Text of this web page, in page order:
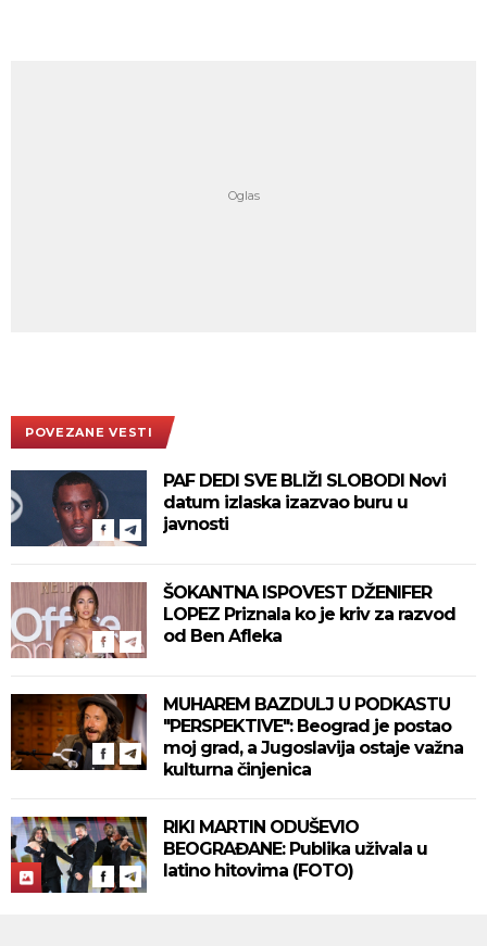
POVEZANE VESTI
PAF DEDI SVE BLIŽI SLOBODI Novi
datum izlaska izazvao buru u
javnosti
ŠOKANTNA ISPOVEST DŽENIFER
LOPEZ Priznala ko je kriv za razvod
od Ben Afleka
MUHAREM BAZDULJ U PODKASTU
"PERSPEKTIVE": Beograd je postao
moj grad, a Jugoslavija ostaje važna
kulturna činjenica
RIKI MARTIN ODUŠEVIO
BEOGRAĐANE: Publika uživala u
latino hitovima (FOTO)